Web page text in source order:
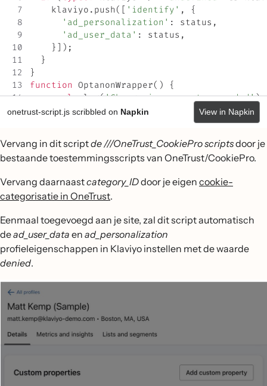
Vervang in dit scriptde ///OneTrust_CookiePro scriptsdoor je
bestaande toestemmingsscripts van OneTrust/CookiePro.
Vervang daarnaastcategory_IDdoor je eigen cookie-
categorisatie in OneTrust.
Eenmaal toegevoegd aan je site, zal dit script automatisch
dead_user_data en ad_personalization
profieleigenschappen in Klaviyo instellen met de waarde
denied.